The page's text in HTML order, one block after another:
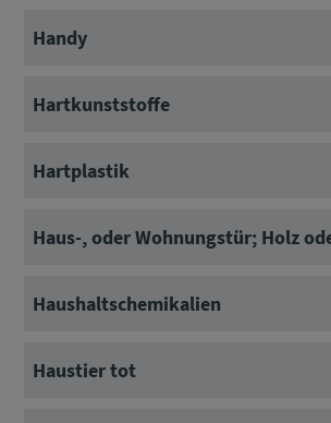
Handy
Hartkunststoffe
Hartplastik
Haus-, oder Wohnungstür; Holz
Haushaltschemikalien
Haustier tot